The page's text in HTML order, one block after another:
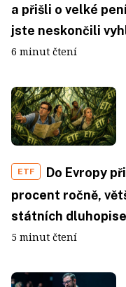
a přišli o velké
jste neskončili
6 minut čtení
ETF
Do Evropy
procent ročně,
státních
5 minut čtení